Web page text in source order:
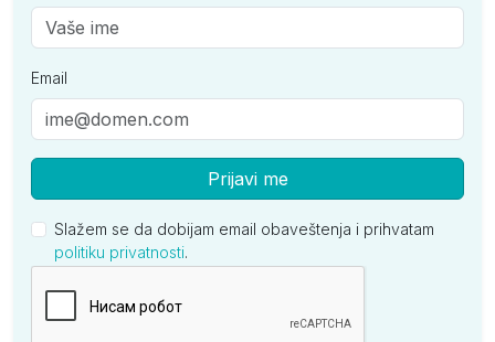
Email
Prijavi me
Slažem se da dobijam email obaveštenja i prihvatam
politiku privatnosti.